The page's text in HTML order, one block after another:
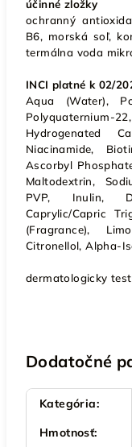
účinné zložky
ochranný
B6, morská soľ,
termálna voda
INCI platné k 02/
Aqua (Water),
Hydrogenated
Niacinamide,
Ascorbyl
Maltodextrin,
PVP, Inulin,
Caprylic/Capric
(Fragrance),
Citronellol, Alpha-
dermatologicky
Dodatočné
Kategória:
Hmotnosť: